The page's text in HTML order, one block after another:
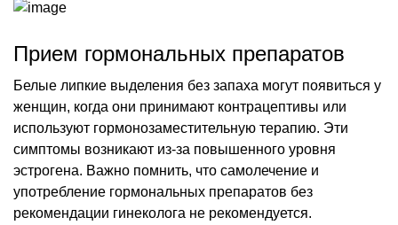
Прием гормональных препаратов
Белые липкие выделения без запаха могут появиться у
женщин, когда они принимают контрацептивы или
используют гормонозаместительную терапию. Эти
симптомы возникают из-за повышенного уровня
эстрогена. Важно помнить, что самолечение и
употребление гормональных препаратов без
рекомендации гинеколога не рекомендуется.